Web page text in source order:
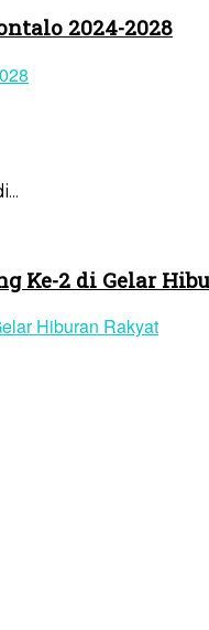
2024-2028
Ke-2 di Gelar